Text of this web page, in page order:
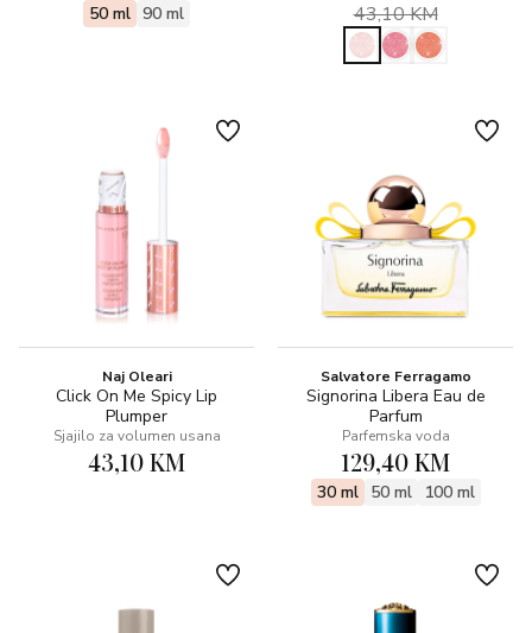
50 ml 90 ml 43,10 KM
Naj Oleari
Click On Me Spicy Lip
Plumper
Sjajilo za volumen usana
43,10 KM
Salvatore Ferragamo
Signorina Libera Eau de
Parfum
Parfemska voda
129,40 KM
30 ml 50 ml 100 ml